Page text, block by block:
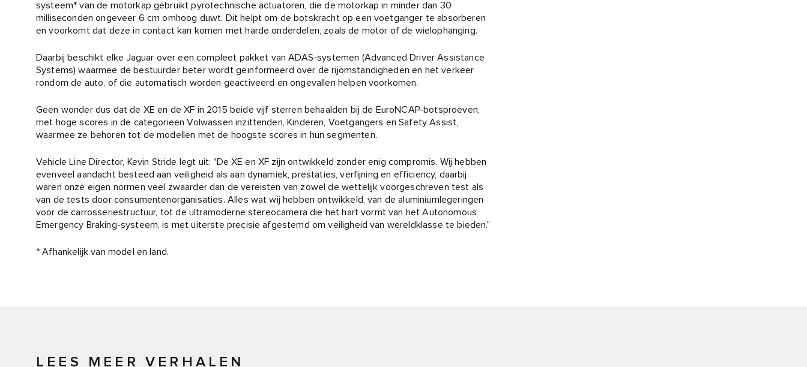
systeem* van de motorkap gebruikt pyrotechnische actuatoren, die de motorkap in minder dan 30
milliseconden ongeveer 6 cm omhoog duwt. Dit helpt om de botskracht op een voetganger te absorberen
en voorkomt dat deze in contact kan komen met harde onderdelen, zoals de motor of de wielophanging.
Daarbij beschikt elke Jaguar over een compleet pakket van ADAS-systemen (Advanced Driver Assistance
Systems) waarmee de bestuurder beter wordt geïnformeerd over de rijomstandigheden en het verkeer
rondom de auto, of die automatisch worden geactiveerd en ongevallen helpen voorkomen.
Geen wonder dus dat de XE en de XF in 2015 beide vijf sterren behaalden bij de EuroNCAP-botsproeven,
met hoge scores in de categorieën Volwassen inzittenden, Kinderen, Voetgangers en Safety Assist,
waarmee ze behoren tot de modellen met de hoogste scores in hun segmenten.
Vehicle Line Director, Kevin Stride legt uit: "De XE en XF zijn ontwikkeld zonder enig compromis. Wij hebben
evenveel aandacht besteed aan veiligheid als aan dynamiek, prestaties, verfijning en efficiency, daarbij
waren onze eigen normen veel zwaarder dan de vereisten van zowel de wettelijk voorgeschreven test als
van de tests door consumentenorganisaties. Alles wat wij hebben ontwikkeld, van de aluminiumlegeringen
voor de carrosseriestructuur, tot de ultramoderne stereocamera die het hart vormt van het Autonomous
Emergency Braking-systeem, is met uiterste precisie afgestemd om veiligheid van wereldklasse te bieden."
* Afhankelijk van model en land.
LEES MEER VERHALEN